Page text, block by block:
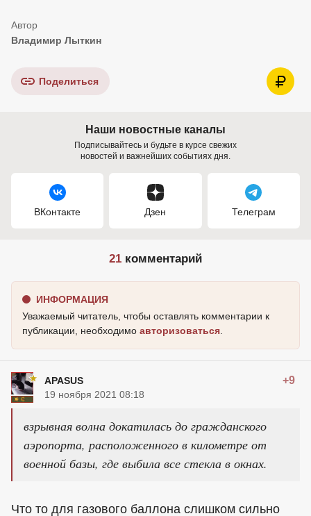
Владимир Лыткин
Поделиться
Наши новостные каналы
Подписывайтесь и будьте в курсе свежих
новостей и важнейших событиях дня.
ВКонтакте Дзен Телеграм
21 комментарий
ИНФОРМАЦИЯ
Уважаемый читатель, чтобы оставлять комментарии к
публикации, необходимо авторизоваться
APASUS +9
19 ноября 2021 08:18
взрывная волна докатилась до гражданского
аэропорта, расположенного в километре от
военной базы, где выбила все стекла в окнах.
Что то для газового баллона слишком сильно